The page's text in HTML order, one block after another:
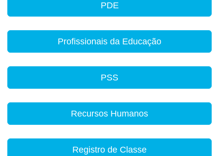
PDE
Profissionais da Educação
PSS
Recursos Humanos
Registro de Classe